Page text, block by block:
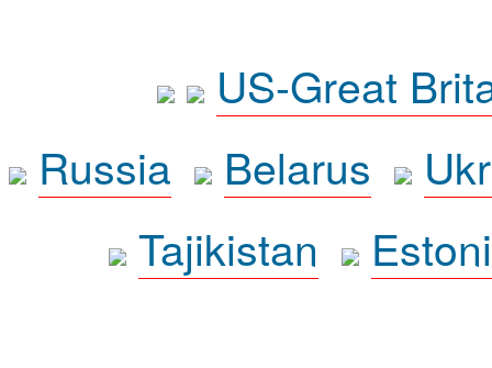
US-Great
Russia
Belarus
Tajikistan